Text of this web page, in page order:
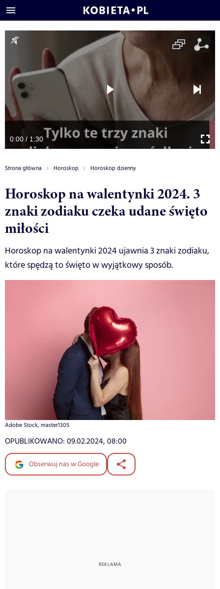
0:00 / 1:30
Strona główna Horoskop Horoskop dzienny
Horoskop na walentynki 2024. 3
znaki zodiaku czeka udane święto
miłości
Horoskop na walentynki 2024 ujawnia 3 znaki zodiaku,
które spędzą to święto w wyjątkowy sposób.
Adobe Stock, master1305
OPUBLIKOWANO: 09.02.2024, 08:00
Obserwuj nas w Google